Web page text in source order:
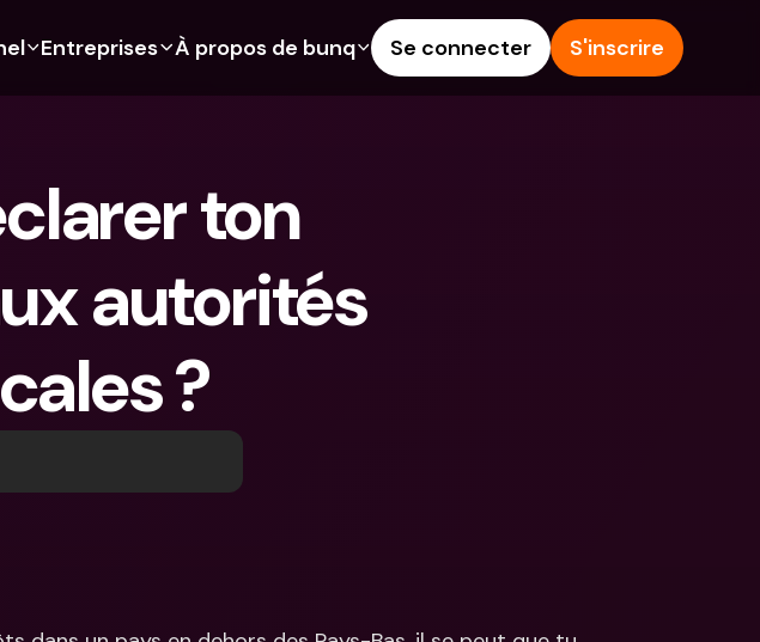
Cartes de crédit
Crypto
Paiements
Compte d'épargne
Comptes à Terme
Entreprises
Cartes de crédit
Devises étrangères & IBANs
Retraits et dépôts aux
distributeurs
Tap to Pay
bunq Deals
À propos de bunq
Durabilité
Presse
Signaler un problème
Nous contacter
Documents légaux
Se connecter S'inscrire
ton
autorités
?